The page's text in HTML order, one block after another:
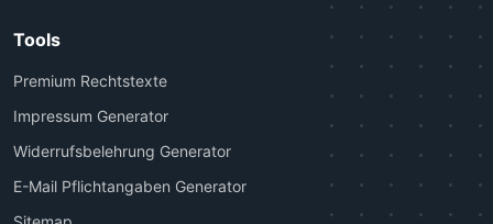
Tools
Premium Rechtstexte
Impressum Generator
Widerrufsbelehrung Generator
E-Mail Pflichtangaben Generator